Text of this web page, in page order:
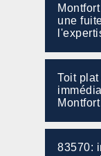
une
Toit
83570: